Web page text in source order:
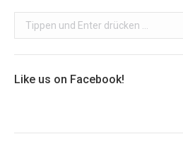
Search:
Like us on Facebook!